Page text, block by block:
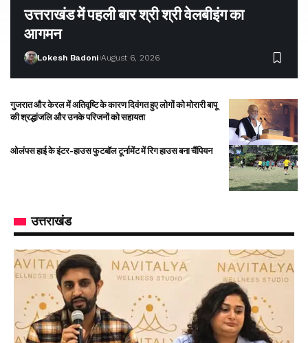
उत्तराखंड में पहली बार श्री श्री वेलबीइंग का
आगमन
Lokesh Badoni August 6, 2026
गुजरात और केरल में अतिवृष्टि के कारण दिवंगत हुए लोगों को मोरारी बापू
की श्रद्धांजलि और उनके परिजनों को सहायता
ओलंपस हाई के इंटर-हाउस फुटबॉल टूर्नामेंट में रिग हाउस बना चैंपियन
उत्तराखंड